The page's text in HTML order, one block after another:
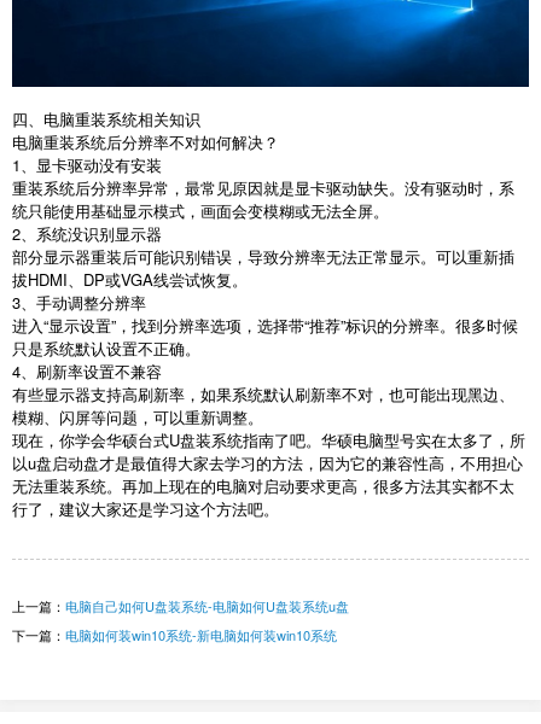
四、电脑重装系统相关知识
电脑重装系统后分辨率不对如何解决？
1、显卡驱动没有安装
重装系统后分辨率异常，最常见原因就是显卡驱动缺失。没有驱动时，系
统只能使用基础显示模式，画面会变模糊或无法全屏。
2、系统没识别显示器
部分显示器重装后可能识别错误，导致分辨率无法正常显示。可以重新插
拔HDMI、 DP或VGA线尝试恢复。
3、手动调整分辨率
进入“显示设置”，找到分辨率选项，选择带“推荐”标识的分辨率。很多时候
只是系统默认设置不正确。
4、刷新率设置不兼容
有些显示器支持高刷新率，如果系统默认刷新率不对，也可能出现黑边、
模糊、闪屏等问题，可以重新调整。
现在，你学会华硕台式U盘装系统指南了吧。华硕电脑型号实在太多了，所
以u盘启动盘才是最值得大家去学习的方法，因为它的兼容性高，不用担心
无法重装系统。再加上现在的电脑对启动要求更高，很多方法其实都不太
行了，建议大家还是学习这个方法吧。
上一篇： 电脑自己如何U盘装系统-电脑如何U盘装系统u盘
下一篇： 电脑如何装win10系统-新电脑如何装win10系统